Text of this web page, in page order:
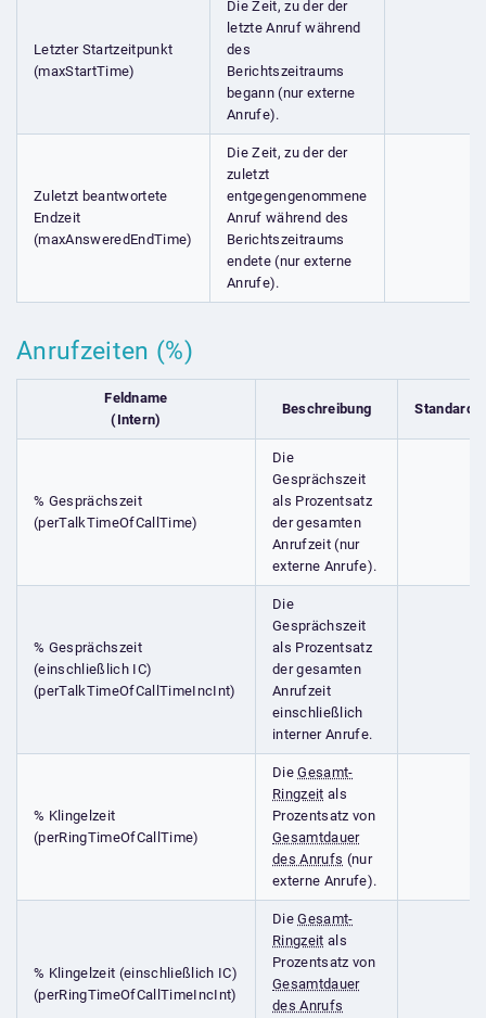
Letzter Startzeitpunkt
(maxStartTime)
Die Zeit, zu der der
letzte Anruf während
des
Berichtszeitraums
begann (nur externe
Anrufe).
Zuletzt beantwortete
Endzeit
(maxAnsweredEndTime)
Die Zeit, zu der der
zuletzt
entgegengenommene
Anruf während des
Berichtszeitraums
endete (nur externe
Anrufe).
Anrufzeiten (%)
Feldname
(Intern)
Beschreibung
% Gesprächszeit
(perTalkTimeOfCallTime)
Die
Gesprächszeit
als Prozentsatz
der gesamten
Anrufzeit (nur
externe Anrufe).
% Gesprächszeit
(einschließlich IC)
(perTalkTimeOfCallTimeIncInt)
Die
Gesprächszeit
als Prozentsatz
der gesamten
Anrufzeit
einschließlich
interner Anrufe.
% Klingelzeit
(perRingTimeOfCallTime)
DieGesamt-
Ringzeit als
Prozentsatz von
Gesamtdauer
des Anrufs (nur
externe Anrufe).
% Klingelzeit (einschließlich IC)
(perRingTimeOfCallTimeIncInt)
DieGesamt-
Ringzeit als
Prozentsatz von
Gesamtdauer
des Anrufs